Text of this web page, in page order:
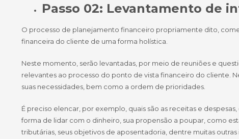
Passo 02: Levantamento de
O processo de planejamento financeiro propriamente dito,
financeira do cliente de uma forma holística.
Neste momento, serão levantadas, por meio de reuniões e
relevantes ao processo do ponto de vista financeiro do cliente.
suas necessidades, bem como a ordem de prioridades.
É preciso elencar, por exemplo, quais são as receitas e
forma de lidar com o dinheiro, sua propensão a poupar, como
tributárias, seus objetivos de aposentadoria, dentre muitas